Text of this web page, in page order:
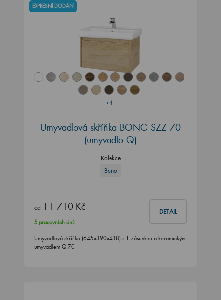
+4
EXPRESNÍ DODÁNÍ
Umyvadlová skříňka BONO SZZ 70
(umyvadlo Q)
Kolekce
Bono
od 11 710 Kč DETAIL
5 pracovních dnů
Umyvadlová skříňka (645x390x438) s 1 zásuvkou a keramickým
umyvadlem Q 70